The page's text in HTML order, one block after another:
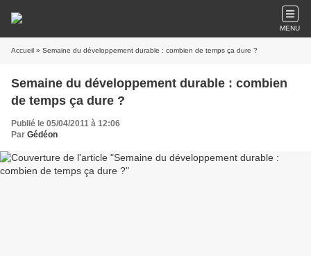
MENU
Accueil » Semaine du développement durable : combien de temps ça dure ?
Semaine du développement durable : combien
de temps ça dure ?
Publié le 05/04/2011 à 12:06
Par Gédéon